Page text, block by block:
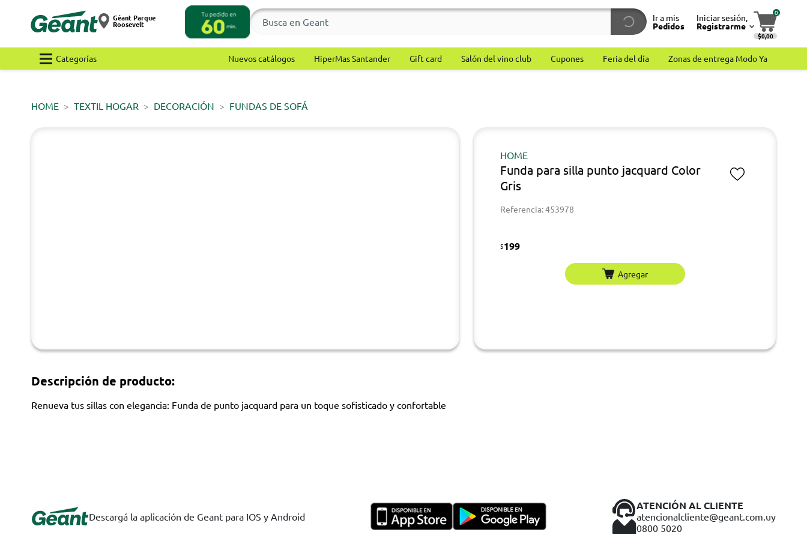
Géant Parque
Roosevelt
Ir a mis
Pedidos
Iniciar sesión,
Registrarme
0
$0,00
Categorías Nuevos catálogos HiperMas Santander Gift card Salón del vino club Cupones Feria del día Zonas de entrega Modo Ya
HOME TEXTIL HOGAR DECORACIÓN FUNDAS DE SOFÁ
HOME
Funda para silla punto jacquard Color
Gris
Referencia: 453978
$199
Agregar
Descripción de producto:
Renueva tus sillas con elegancia: Funda de punto jacquard para un toque sofisticado y confortable
Descargá la aplicación de Geant para IOS y Android
ATENCIÓN AL CLIENTE
atencionalcliente@geant.com.uy
0800 5020